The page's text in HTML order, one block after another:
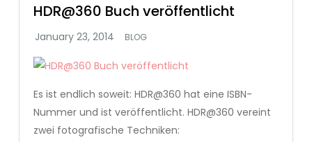
HDR@360 Buch veröffentlicht
BLOG
Es ist endlich soweit: HDR@360 hat eine ISBN-
Nummer und ist veröffentlicht. HDR@360 vereint
zwei fotografische Techniken: